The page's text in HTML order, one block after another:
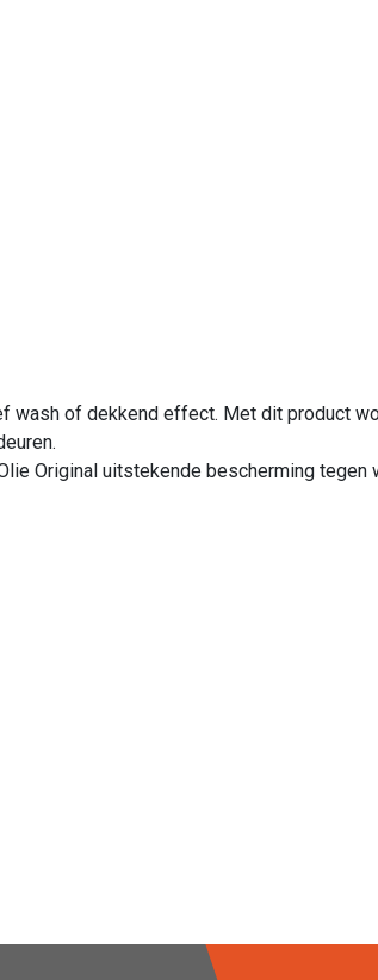
wash of dekkend effect. Met dit product
Original uitstekende bescherming tegen